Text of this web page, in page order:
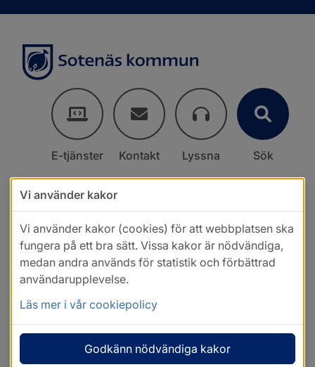
E-tjänster Kontakt Lyssna Sök
Vi använder kakor
Vi använder kakor (cookies) för att webbplatsen ska
fungera på ett bra sätt. Vissa kakor är nödvändiga,
medan andra används för statistik och förbättrad
användarupplevelse.
Läs mer i vår cookiepolicy
Godkänn nödvändiga kakor